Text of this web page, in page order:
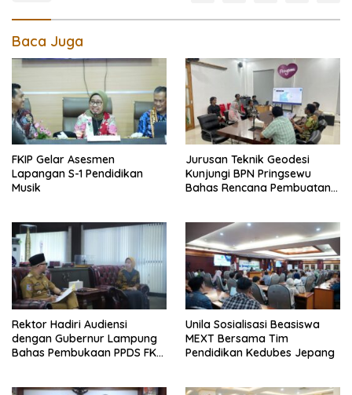
Baca Juga
FKIP Gelar Asesmen
Lapangan S-1 Pendidikan
Musik
Jurusan Teknik Geodesi
Kunjungi BPN Pringsewu
Bahas Rencana Pembuatan
Rektor Hadiri Audiensi
dengan Gubernur Lampung
Bahas Pembukaan PPDS FK
Unila Sosialisasi Beasiswa
MEXT Bersama Tim
Pendidikan Kedubes Jepang